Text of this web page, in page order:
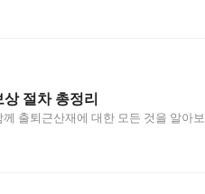
절차 총정리
출퇴근산재에 대한 모든 것을 알아